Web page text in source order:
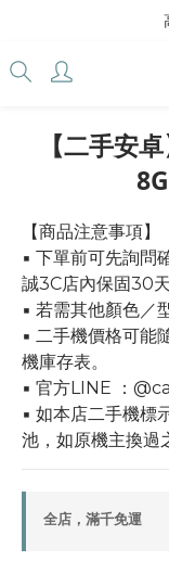
【二手安
【商品注意事項】
▪ 下單前可先詢問
誠3C店內保固30天
▪ 若需其他顏色／
▪ 二手機價格可能
機庫存表。
▪ 官方LINE ：
▪ 如本店二手機標
池，如原機主換過
全店，滿千免運